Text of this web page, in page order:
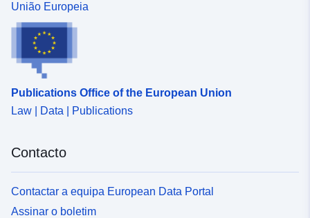
União Europeia
Publications Office of the European Union
Law | Data | Publications
Contacto
Contactar a equipa European Data Portal
Assinar o boletim